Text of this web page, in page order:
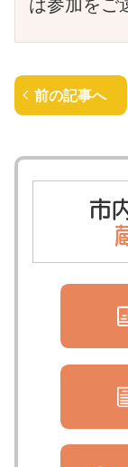
は参加をご
前の記事へ
市